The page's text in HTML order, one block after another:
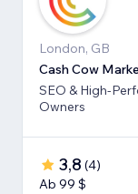
London, GB
Cash Cow
SEO & High-
Owners
3,8 (4)
Ab 99 $